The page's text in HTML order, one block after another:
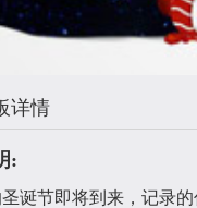
详情
:
圣诞节即将到来，记录